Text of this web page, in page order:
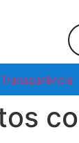
Transparência